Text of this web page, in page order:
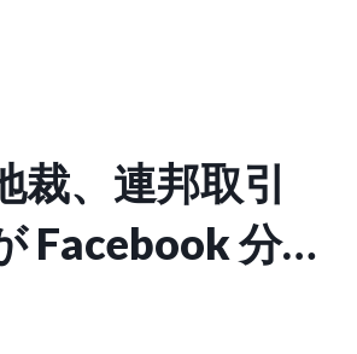
裁、連邦取引
Facebook 分
求めた裁判で